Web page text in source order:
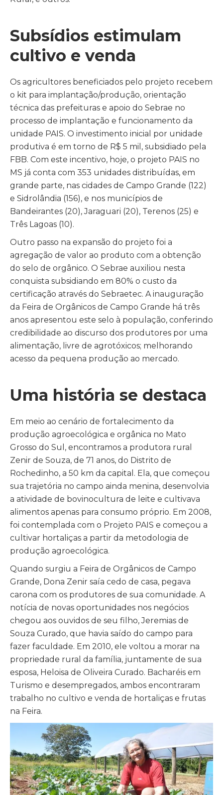
Subsídios estimulam
cultivo e venda
Os agricultores beneficiados pelo projeto recebem
o kit para implantação/produção, orientação
técnica das prefeituras e apoio do Sebrae no
processo de implantação e funcionamento da
unidade PAIS. O investimento inicial por unidade
produtiva é em torno de R$ 5 mil, subsidiado pela
FBB. Com este incentivo, hoje, o projeto PAIS no
MS já conta com 353 unidades distribuídas, em
grande parte, nas cidades de Campo Grande (122)
e Sidrolândia (156), e nos municípios de
Bandeirantes (20), Jaraguari (20), Terenos (25) e
Três Lagoas (10).
Outro passo na expansão do projeto foi a
agregação de valor ao produto com a obtenção
do selo de orgânico. O Sebrae auxiliou nesta
conquista subsidiando em 80% o custo da
certificação através do Sebraetec. A inauguração
da Feira de Orgânicos de Campo Grande há três
anos apresentou este selo à população, conferindo
credibilidade ao discurso dos produtores por uma
alimentação, livre de agrotóxicos; melhorando
acesso da pequena produção ao mercado.
Uma história se destaca
Em meio ao cenário de fortalecimento da
produção agroecológica e orgânica no Mato
Grosso do Sul, encontramos a produtora rural
Zenir de Souza, de 71 anos, do Distrito de
Rochedinho, a 50 km da capital. Ela, que começou
sua trajetória no campo ainda menina, desenvolvia
a atividade de bovinocultura de leite e cultivava
alimentos apenas para consumo próprio. Em 2008,
foi contemplada com o Projeto PAIS e começou a
cultivar hortaliças a partir da metodologia de
produção agroecológica.
Quando surgiu a Feira de Orgânicos de Campo
Grande, Dona Zenir saía cedo de casa, pegava
carona com os produtores de sua comunidade. A
notícia de novas oportunidades nos negócios
chegou aos ouvidos de seu filho, Jeremias de
Souza Curado, que havia saído do campo para
fazer faculdade. Em 2010, ele voltou a morar na
propriedade rural da família, juntamente de sua
esposa, Heloisa de Oliveira Curado. Bacharéis em
Turismo e desempregados, ambos encontraram
trabalho no cultivo e venda de hortaliças e frutas
na Feira.